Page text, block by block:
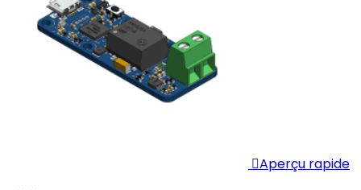
Aperçu rapide